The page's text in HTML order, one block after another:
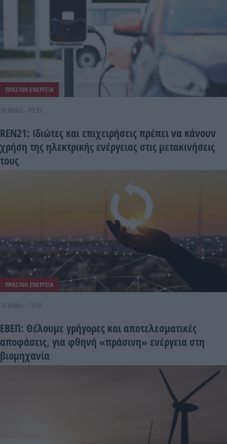
ΠΡΑΣΙΝΗ ΕΝΕΡΓΕΙΑ
30 Μαΐου - 09:33
REN21: Iδιώτες και επιχειρήσεις πρέπει να κάνουν
χρήση της ηλεκτρικής ενέργειας στις μετακινήσεις
τους
ΠΡΑΣΙΝΗ ΕΝΕΡΓΕΙΑ
14 Μαΐου - 13:32
ΕΒΕΠ: Θέλουμε γρήγορες και αποτελεσματικές
αποφάσεις, για φθηνή «πράσινη» ενέργεια στη
βιομηχανία